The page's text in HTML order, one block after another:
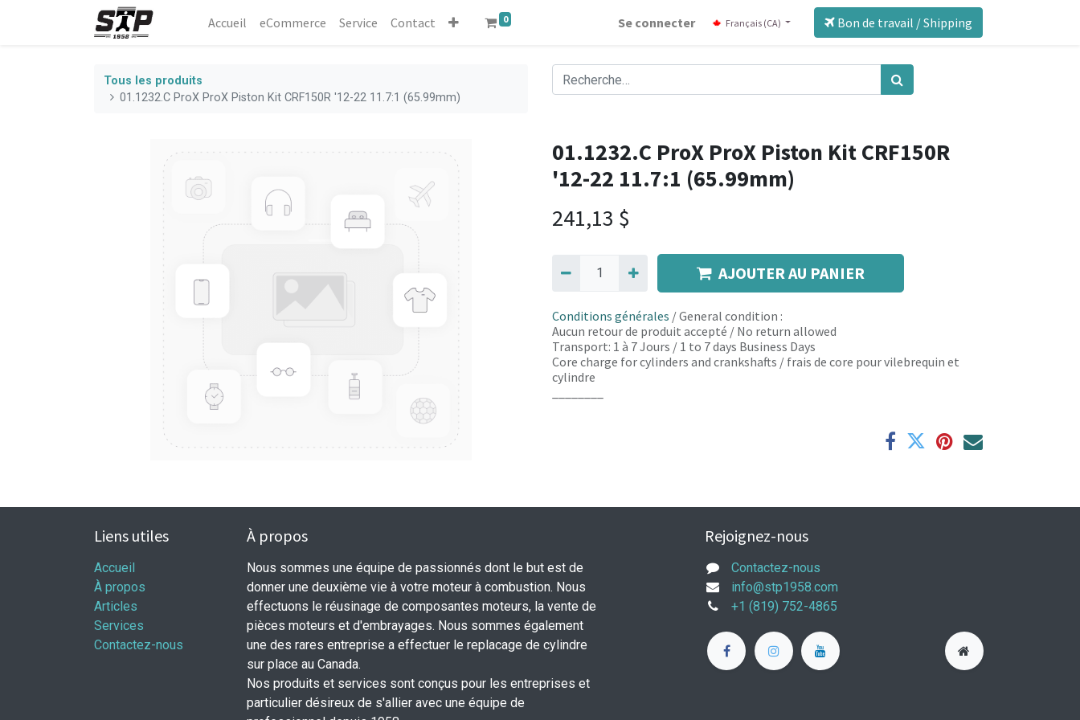
Accueil eCommerce​ Service Contact 0 Se connecter Français (CA) Bon de travail / Shipping
Tous les produits
01.1232.C ProX ProX Piston Kit CRF150R '12-22 11.7:1 (65.99mm)
01.1232.C ProX ProX Piston Kit CRF150R
'12-22 11.7:1 (65.99mm)
241,13 $
AJOUTER AU PANIER
Conditions générales / General condition :
Aucun retour de produit accepté / No return allowed
Transport: 1 à 7 Jours / 1 to 7 days Business Days
Core charge for cylinders and crankshafts / frais de core pour vilebrequin et
cylindre
Liens utiles
Accueil
À propos
Articles
Services
Contactez-nous
À propos
Nous sommes une équipe de passionnés dont le but est de
donner une deuxième vie à votre moteur à combustion. Nous
effectuons le réusinage de composantes moteurs, la vente de
pièces moteurs et d'embrayages. Nous sommes également
une des rares entreprise a effectuer le replacage de cylindre
sur place au Canada.
Nos produits et services sont conçus pour les entreprises et
particulier désireux de s'allier avec une équipe de
Rejoignez-nous
Contactez-nous
info@stp1958.com
+1 (819) 752-4865